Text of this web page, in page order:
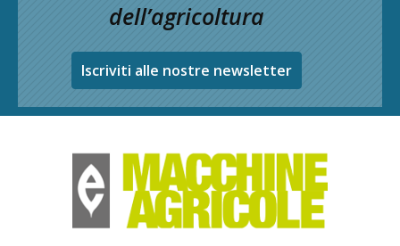
dell’agricoltura
Iscriviti alle nostre newsletter